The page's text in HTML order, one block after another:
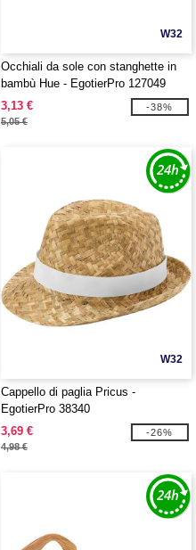
W32
Occhiali da sole con stanghette in
bambù Hue - EgotierPro 127049
3,13 €
5,05 €
-38%
W32
Cappello di paglia Pricus -
EgotierPro 38340
3,69 €
4,98 €
-26%